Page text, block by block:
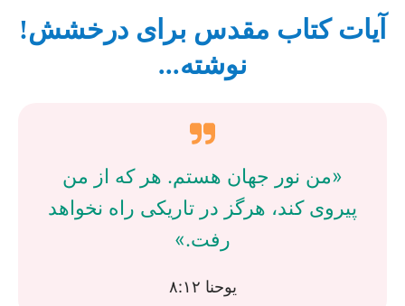
آیات کتاب مقدس برای درخشش!
نوشته...
«من نور جهان هستم. هر که از من
پیروی کند، هرگز در تاریکی راه نخواهد
رفت.»
یوحنا ۸:۱۲